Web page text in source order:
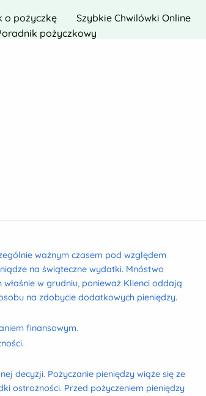
o pożyczkę Szybkie Chwilówki Online
pożyczkowy
ważnym czasem pod względem
na świąteczne wydatki. Mnóstwo
w grudniu, ponieważ Klienci oddają
na zdobycie dodatkowych pieniędzy.
finansowym.
decyzji. Pożyczanie pieniędzy wiąże się ze
ostrożności. Przed pożyczeniem pieniędzy